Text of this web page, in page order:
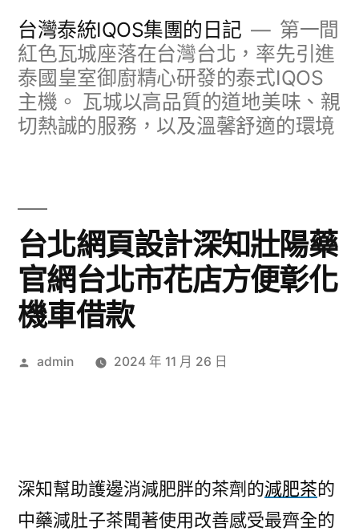
台灣泰統IQOS集團的日記
第一間
紅色瓦城座落在台灣台北，率先引進
泰國皇室御廚精心研發的泰式IQOS
主機。 瓦城以高品質的道地美味、親
切熱誠的服務，以及溫馨舒適的環境
台北網頁設計深知壯陽藥
官網台北市花店方便彰化
機車借款
作
admin 2024 年 11 月 26 日
深知幫助護邊消減肥胖的茶劑的減肥茶的
中藥減肚子茶聞著使用改善感受最齊全的